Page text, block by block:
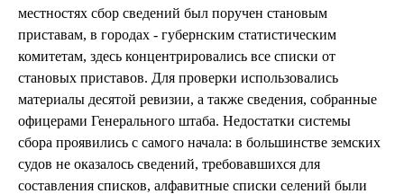
местностях сбор сведений был поручен становым
приставам, в городах - губернским статистическим
комитетам, здесь концентрировались все списки от
становых приставов. Для проверки использовались
материалы десятой ревизии, а также сведения, собранные
офицерами Генерального штаба. Недостатки системы
сбора проявились с самого начала: в большинстве земских
судов не оказалось сведений, требовавшихся для
составления списков, алфавитные списки селений были